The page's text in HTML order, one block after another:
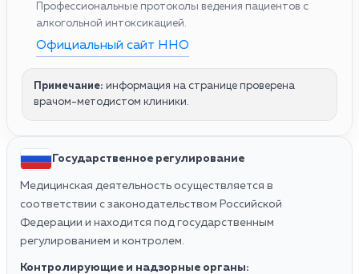
Профессиональные протоколы ведения пациентов с
алкогольной интоксикацией.
Официальный сайт ННО
Примечание: информация на странице проверена
врачом-методистом клиники.
Государственное регулирование
Медицинская деятельность осуществляется в
соответствии с законодательством Российской
Федерации и находится под государственным
регулированием и контролем.
Контролирующие и надзорные органы: